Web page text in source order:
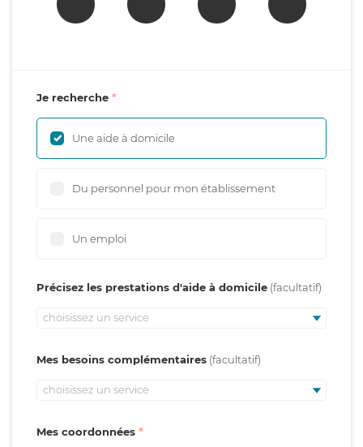
Je recherche
Une aide à domicile
Du personnel pour mon établissement
Un emploi
Précisez les prestations d'aide à domicile
choisissez un service
Mes besoins complémentaires
choisissez un service
Mes coordonnées